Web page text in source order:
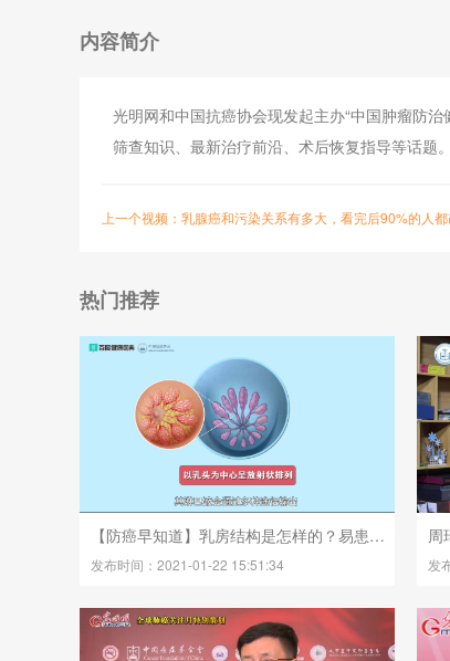
内容简介
光明网和中国抗癌协会现发起主办“中国肿瘤防
筛查知识、最新治疗前沿、术后恢复指导等话题。
上一个视频：乳腺癌和污染关系有多大，看完后90%的人
热门推荐
【防癌早知道】乳房结构是怎样的？易患癌部位在哪里？
发布时间：2021-01-22 15:51:34
周
发